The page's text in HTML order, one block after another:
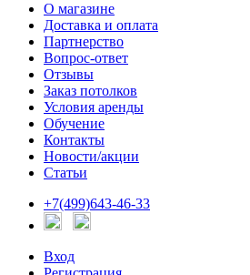
О магазине
Доставка и оплата
Партнерство
Вопрос-ответ
Отзывы
Заказ потолков
Условия аренды
Обучение
Контакты
Новости/акции
Статьи
+7(499)643-46-33
Вход